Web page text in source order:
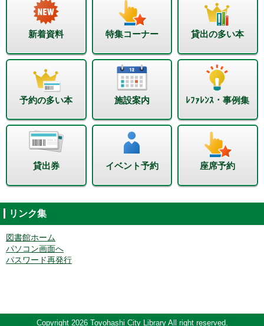
新着資料 特集コーナー 貸出の多い本
予約の多い本 施設案内 ﾚﾌｧﾚﾝｽ・事例集
貸出券 イベント予約 座席予約
リンク集
図書館ホーム
パソコン画面へ
パスワード再発行
Copyright 2026 Toyohashi City Library All right reserved.